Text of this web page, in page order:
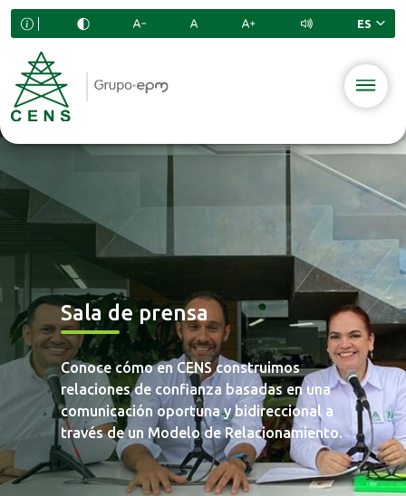
Sala de prensa
Conoce cómo en CENS construimos
relaciones de confianza basadas en una
comunicación oportuna y bidireccional a
través de un Modelo de Relacionamiento.